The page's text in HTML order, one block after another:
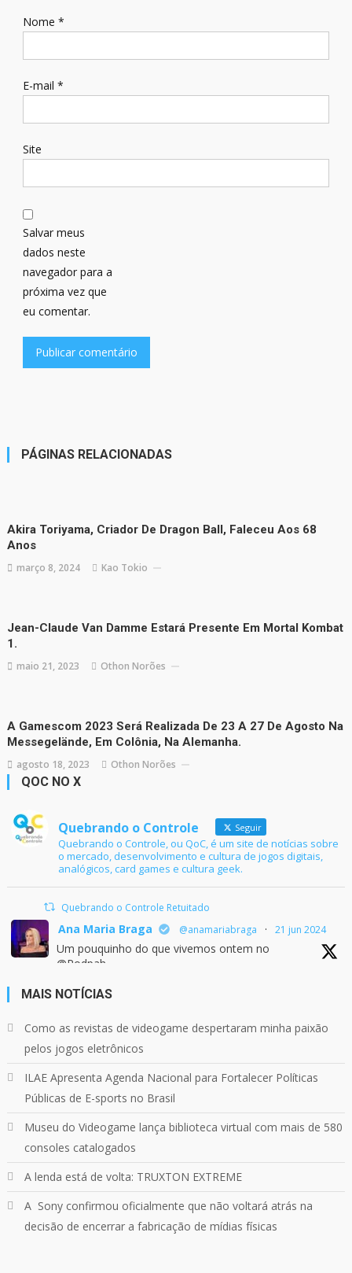
Nome *
E-mail *
Site
Salvar meus
dados neste
navegador para a
próxima vez que
eu comentar.
PÁGINAS RELACIONADAS
Akira Toriyama, Criador De Dragon Ball, Faleceu Aos 68
Anos
março 8, 2024 Kao Tokio
Jean-Claude Van Damme Estará Presente Em Mortal Kombat
1.
maio 21, 2023 Othon Norões
A Gamescom 2023 Será Realizada De 23 A 27 De Agosto Na
Messegelände, Em Colônia, Na Alemanha.
agosto 18, 2023 Othon Norões
QOC NO X
Quebrando o Controle Seguir
Quebrando o Controle, ou QoC, é um site de notícias sobre
o mercado, desenvolvimento e cultura de jogos digitais,
analógicos, card games e cultura geek.
Quebrando o Controle Retuitado
Ana Maria Braga @anamariabraga · 21 jun 2024
Um pouquinho do que vivemos ontem no
@Podpah
Quebrando o Controle @qocoficial · 11 jun 2024
Confira em nosso site o mais recente REVIEW de
Skull & Bones.
Mais em:
https://buff.ly/3yPhDN2
1 1 Twitter
Carregar mais
MAIS NOTÍCIAS
Como as revistas de videogame despertaram minha paixão
pelos jogos eletrônicos
ILAE Apresenta Agenda Nacional para Fortalecer Políticas
Públicas de E-sports no Brasil
Museu do Videogame lança biblioteca virtual com mais de 580
consoles catalogados
A lenda está de volta: TRUXTON EXTREME
A Sony confirmou oficialmente que não voltará atrás na
decisão de encerrar a fabricação de mídias físicas